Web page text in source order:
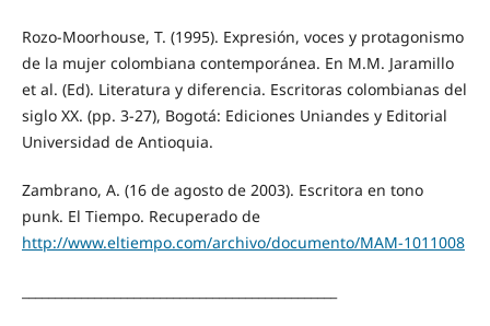
Rozo-Moorhouse, T. (1995). Expresión, voces y protagonismo
de la mujer colombiana contemporánea. En M.M. Jaramillo
et al. (Ed). Literatura y diferencia. Escritoras colombianas del
siglo XX. (pp. 3-27), Bogotá: Ediciones Uniandes y Editorial
Universidad de Antioquia.
Zambrano, A. (16 de agosto de 2003). Escritora en tono
punk. El Tiempo. Recuperado de
http://www.eltiempo.com/archivo/documento/MAM-1011008